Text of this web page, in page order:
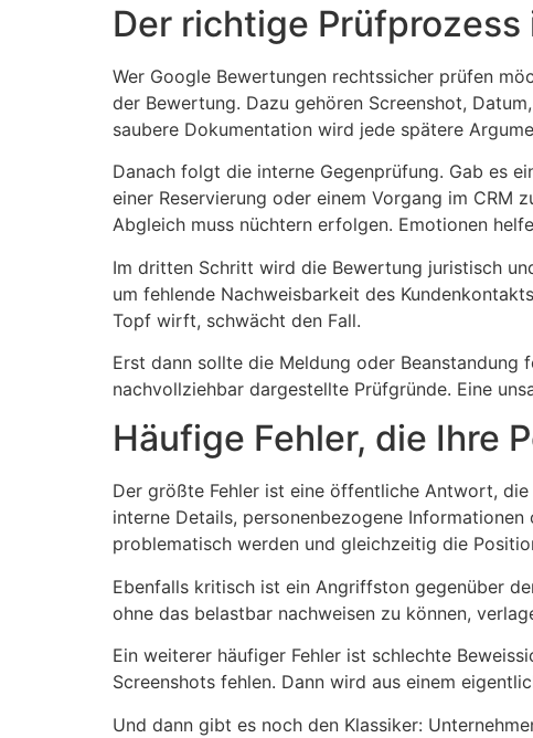
Der richtige Prüfprozess
Wer Google Bewertungen rechtssicher prüfen
der Bewertung. Dazu gehören Screenshot,
saubere Dokumentation wird jede spätere
Danach folgt die interne Gegenprüfung. Gab es
einer Reservierung oder einem Vorgang im CRM
Abgleich muss nüchtern erfolgen. Emotionen
Im dritten Schritt wird die Bewertung juristisch
um fehlende Nachweisbarkeit des
Topf wirft, schwächt den Fall.
Erst dann sollte die Meldung oder
nachvollziehbar dargestellte Prüfgründe. Eine
Häufige Fehler, die Ihre
Der größte Fehler ist eine öffentliche Antwort,
interne Details, personenbezogene
problematisch werden und gleichzeitig die
Ebenfalls kritisch ist ein Angriffston gegenüber
ohne das belastbar nachweisen zu können,
Ein weiterer häufiger Fehler ist schlechte
Screenshots fehlen. Dann wird aus einem
Und dann gibt es noch den Klassiker: